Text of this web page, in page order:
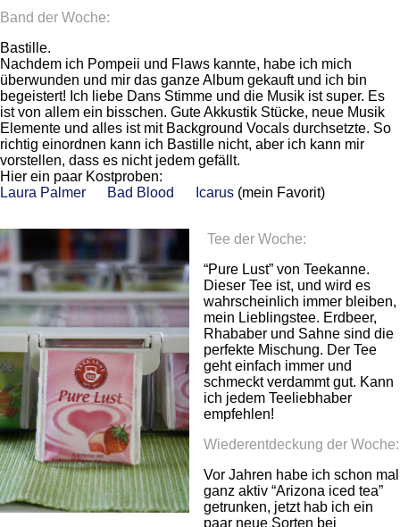
Band der Woche:
Bastille.
Nachdem ich Pompeii und Flaws kannte, habe ich mich
überwunden und mir das ganze Album gekauft und ich bin
begeistert! Ich liebe Dans Stimme und die Musik ist super. Es
ist von allem ein bisschen. Gute Akkustik Stücke, neue Musik
Elemente und alles ist mit Background Vocals durchsetzte. So
richtig einordnen kann ich Bastille nicht, aber ich kann mir
vorstellen, dass es nicht jedem gefällt.
Hier ein paar Kostproben:
Laura Palmer
Bad Blood Icarus (mein Favorit)
Tee der Woche:
“Pure Lust” von Teekanne.
Dieser Tee ist, und wird es
wahrscheinlich immer bleiben,
mein Lieblingstee. Erdbeer,
Rhababer und Sahne sind die
perfekte Mischung. Der Tee
geht einfach immer und
schmeckt verdammt gut. Kann
ich jedem Teeliebhaber
empfehlen!
Wiederentdeckung der Woche:
Vor Jahren habe ich schon mal
ganz aktiv “Arizona iced tea”
getrunken, jetzt hab ich ein
paar neue Sorten bei